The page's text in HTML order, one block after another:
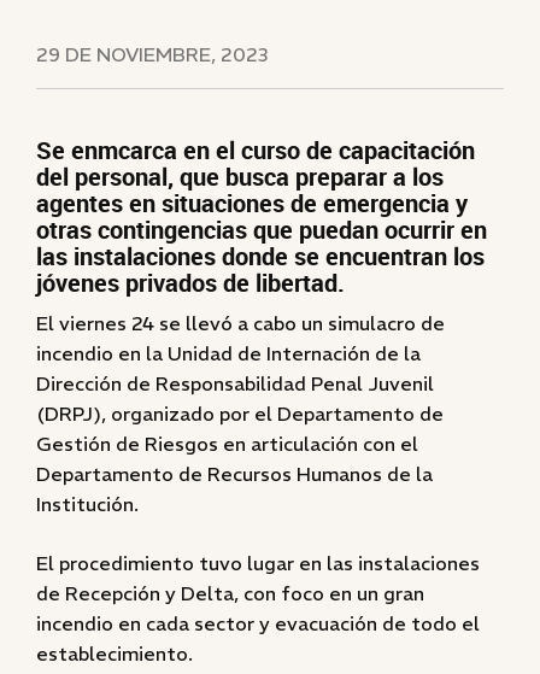
29 DE NOVIEMBRE, 2023
Se enmcarca en el curso de capacitación
del personal, que busca preparar a los
agentes en situaciones de emergencia y
otras contingencias que puedan ocurrir en
las instalaciones donde se encuentran los
jóvenes privados de libertad.
El viernes 24 se llevó a cabo un simulacro de
incendio en la Unidad de Internación de la
Dirección de Responsabilidad Penal Juvenil
(DRPJ), organizado por el Departamento de
Gestión de Riesgos en articulación con el
Departamento de Recursos Humanos de la
Institución.
El procedimiento tuvo lugar en las instalaciones
de Recepción y Delta, con foco en un gran
incendio en cada sector y evacuación de todo el
establecimiento.